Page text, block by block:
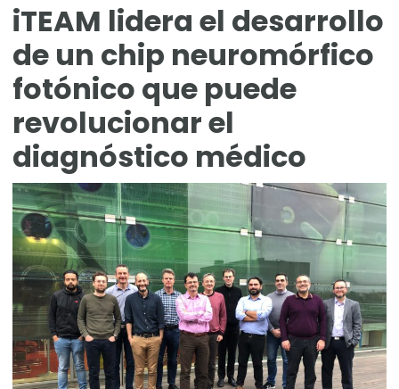
iTEAM lidera el desarrollo
de un chip neuromórfico
fotónico que puede
revolucionar el
diagnóstico médico